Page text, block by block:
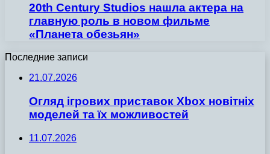
20th Century Studios нашла актера на
главную роль в новом фильме
«Планета обезьян»
Последние записи
21.07.2026
Огляд ігрових приставок Xbox новітніх
моделей та їх можливостей
11.07.2026